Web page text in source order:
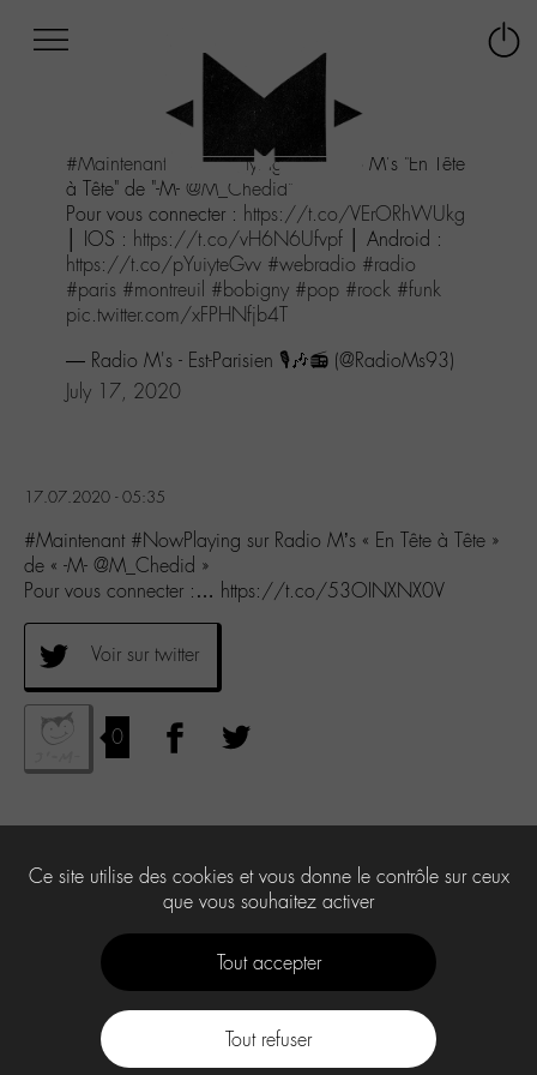
menu
Aller
contenu
Aller
recherche
#Maintenant #NowPlayingsur Radio M's "En Tête
à Tête" de "-M- @M_Chedid"
Pour vous connecter : https://t.co/VErORhWUkg
│ IOS : https://t.co/vH6N6Ufvpf │ Android :
https://t.co/pYuiyteGvv #webradio #radio
#paris #montreuil #bobigny #pop #rock #funk
pic.twitter.com/xFPHNfjb4T
— Radio M's - Est-Parisien 🎙️🎶📻 (@RadioMs93)
July 17, 2020
17.07.2020 - 05:35
#Maintenant #NowPlaying sur Radio M’s « En Tête à Tête »
de « -M- @M_Chedid »
Pour vous connecter :… https://t.co/53OINXNX0V
Voir sur twitter
0
Ce site utilise des cookies et vous donne le contrôle sur ceux
que vous souhaitez activer
Tout accepter
Tout refuser